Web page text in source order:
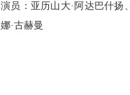
演员：亚历山大·阿达巴什扬
娜·古赫曼